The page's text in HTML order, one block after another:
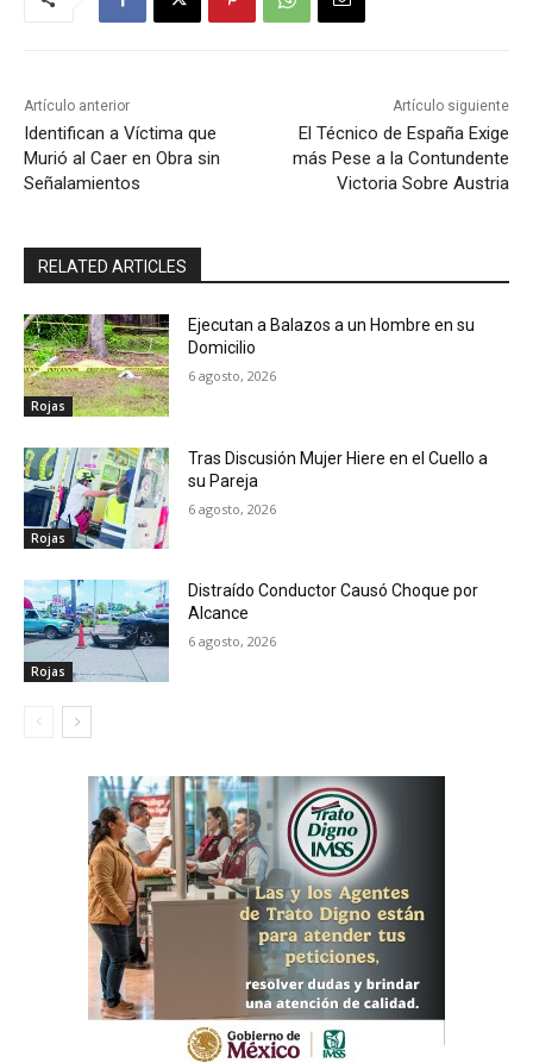
Artículo anterior
Identifican a Víctima que
Murió al Caer en Obra sin
Señalamientos
Artículo siguiente
El Técnico de España Exige
más Pese a la Contundente
Victoria Sobre Austria
RELATED ARTICLES
Rojas
Ejecutan a Balazos a un Hombre en su
Domicilio
6 agosto, 2026
Rojas
Tras Discusión Mujer Hiere en el Cuello a
su Pareja
6 agosto, 2026
Rojas
Distraído Conductor Causó Choque por
Alcance
6 agosto, 2026